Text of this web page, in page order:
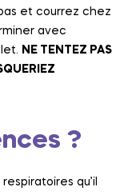
et courrez chez
avec
NE TENTEZ PAS
?
qu’il